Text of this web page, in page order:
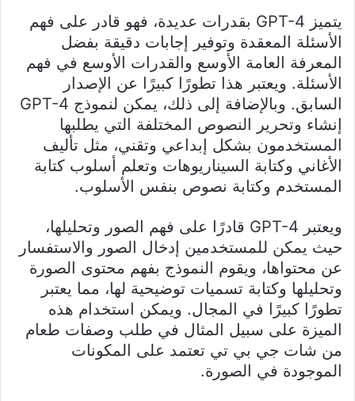
يتميز GPT-4 بقدرات عديدة، فهو قادر على فهم
الأسئلة المعقدة وتوفير إجابات دقيقة بفضل
المعرفة العامة الأوسع والقدرات الأوسع في فهم
الأسئلة. ويعتبر هذا تطورًا كبيرًا عن الإصدار
السابق. وبالإضافة إلى ذلك، يمكن لنموذج GPT-4
إنشاء وتحرير النصوص المختلفة التي يطلبها
المستخدمون بشكل إبداعي وتقني، مثل تأليف
الأغاني وكتابة السيناريوهات وتعلم أسلوب كتابة
المستخدم وكتابة نصوص بنفس الأسلوب.
ويعتبر GPT-4 قادرًا على فهم الصور وتحليلها،
حيث يمكن للمستخدمين إدخال الصور والاستفسار
عن محتواها، ويقوم النموذج بفهم محتوى الصورة
وتحليلها وكتابة تسميات توضيحية لها، مما يعتبر
تطورًا كبيرًا في المجال. ويمكن استخدام هذه
الميزة على سبيل المثال في طلب وصفات طعام
من شات جي بي تي تعتمد على المكونات
الموجودة في الصورة.